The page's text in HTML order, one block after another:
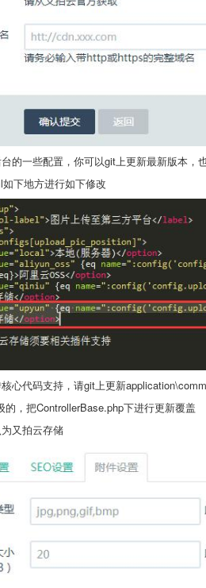
的一些配置，你可以git上更新最新版本，
下地方进行如下修改
心代码支持，请git上更新
，把ControllerBase.php下进行更新覆盖
又拍云存储